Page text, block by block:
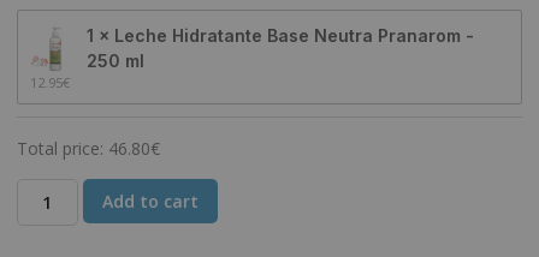
1 × Leche Hidratante Base Neutra Pranarom -
250 ml
12.95€
Total price: 46.80€
Add to cart